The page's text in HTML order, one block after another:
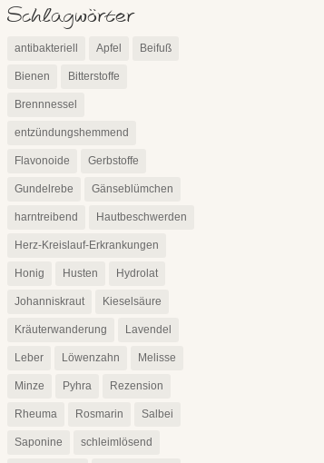
Schlagwörter
antibakteriell Apfel Beifuß
Bienen Bitterstoffe
Brennnessel
entzündungshemmend
Flavonoide Gerbstoffe
Gundelrebe Gänseblümchen
harntreibend Hautbeschwerden
Herz-Kreislauf-Erkrankungen
Honig Husten Hydrolat
Johanniskraut Kieselsäure
Kräuterwanderung Lavendel
Leber Löwenzahn Melisse
Minze Pyhra Rezension
Rheuma Rosmarin Salbei
Saponine schleimlösend